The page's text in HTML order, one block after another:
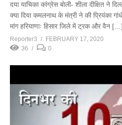
दया याचिका कांग्रेस बोली- शीला दीक्षित ने
क्या दिया कमलनाथ के मंत्री ने की प्रियंका
मांग हरियाणाः हिसार जिले में ट्रक और वैन […]
Reporter3
FEBRUARY 17, 2020
36
0